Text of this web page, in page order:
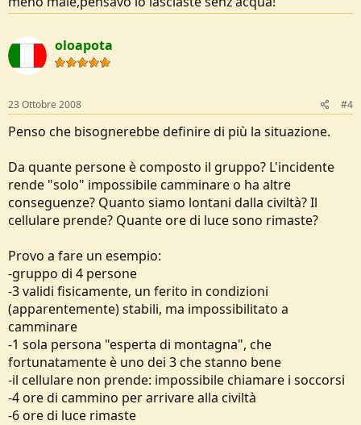
oloapota
23 Ottobre 2008 #4
Penso che bisognerebbe definire di più la situazione.
Da quante persone è composto il gruppo? L'incidente
rende "solo" impossibile camminare o ha altre
conseguenze? Quanto siamo lontani dalla civiltà? Il
cellulare prende? Quante ore di luce sono rimaste?
Provo a fare un esempio:
-gruppo di 4 persone
-3 validi fisicamente, un ferito in condizioni
(apparentemente) stabili, ma impossibilitato a
camminare
-1 sola persona "esperta di montagna", che
fortunatamente è uno dei 3 che stanno bene
-il cellulare non prende: impossibile chiamare i soccorsi
-4 ore di cammino per arrivare alla civiltà
-6 ore di luce rimaste